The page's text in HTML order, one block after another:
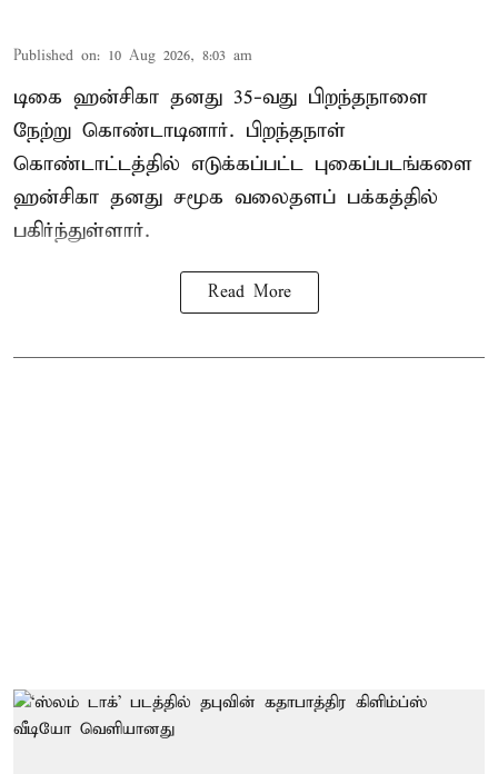
Published on: 10 Aug 2026, 8:03 am
டிகை ஹன்சிகா தனது 35-வது பிறந்தநாளை
நேற்று கொண்டாடினார். பிறந்தநாள்
கொண்டாட்டத்தில் எடுக்கப்பட்ட புகைப்படங்களை
ஹன்சிகா தனது சமூக வலைதளப் பக்கத்தில்
பகிர்ந்துள்ளார்.
Read More